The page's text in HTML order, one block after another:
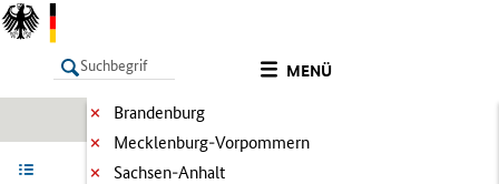
MENÜ
LISTE
Brandenburg
Mecklenburg-Vorpommern
Sachsen-Anhalt